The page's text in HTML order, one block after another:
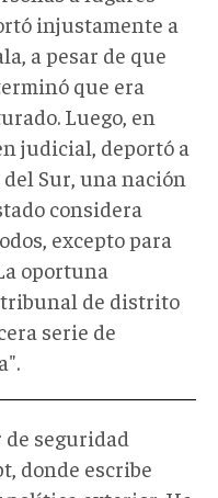
injustamente a
a pesar de que
que era
Luego, en
judicial, deportó a
Sur, una nación
considera
excepto para
oportuna
de distrito
serie de
seguridad
donde escribe